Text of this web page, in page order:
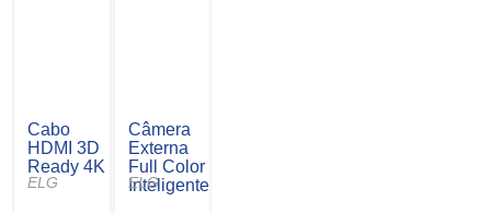
Cabo
HDMI 3D
Ready 4K
ELG
Câmera
Externa
Full Color
Inteligente
ELG